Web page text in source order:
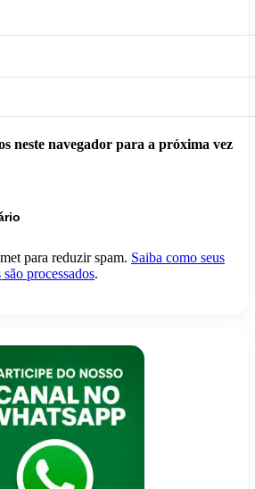
neste navegador para a próxima vez
para reduzir spam. Saiba como seus
processados.